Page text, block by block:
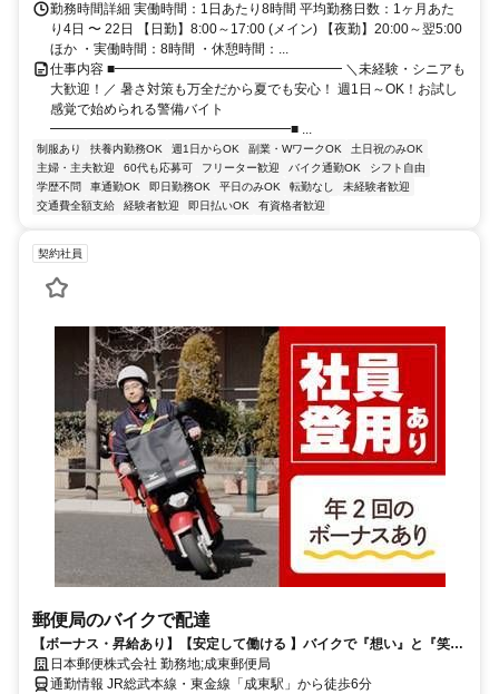
勤務時間詳細 実働時間：1日あたり8時間 平均勤務日数：1ヶ月あた
り4日 〜 22日 【日勤】8:00～17:00 (メイン) 【夜勤】20:00～翌5:00
ほか ・実働時間：8時間 ・休憩時間：...
仕事内容 ■━━━━━━━━━━━━━━━━━ ＼未経験・シニアも
大歓迎！／ 暑さ対策も万全だから夏でも安心！ 週1日～OK！お試し
感覚で始められる警備バイト
━━━━━━━━━━━━━━━━━━■ ...
制服あり 扶養内勤務OK 週1日からOK 副業・WワークOK
土日祝のみOK
主婦・主夫歓迎
60代も応募可 フリーター歓迎 バイク通勤OK
シフト自由
学歴不問
車通勤OK 即日勤務OK 平日のみOK 転勤なし
未経験者歓迎
交通費全額支給
経験者歓迎 即日払いOK 有資格者歓迎
契約社員
郵便局のバイクで配達
【ボーナス・昇給あり】【安定して働ける 】バイクで『想い』と『笑
顔』をつなぐお仕事してみませんか？
日本郵便株式会社 勤務地;成東郵便局
通勤情報 JR総武本線・東金線「成東駅」から徒歩6分